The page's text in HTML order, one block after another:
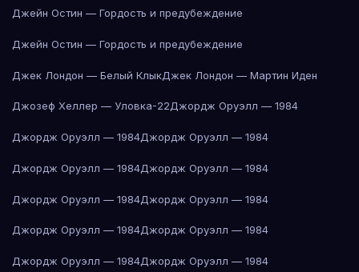
Джейн Остин — Гордость и предубеждение
Джейн Остин — Гордость и предубеждение
Джек Лондон — Белый КлыкДжек Лондон — Мартин Иден
Джозеф Хеллер — Уловка-22Джордж Оруэлл — 1984
Джордж Оруэлл — 1984Джордж Оруэлл — 1984
Джордж Оруэлл — 1984Джордж Оруэлл — 1984
Джордж Оруэлл — 1984Джордж Оруэлл — 1984
Джордж Оруэлл — 1984Джордж Оруэлл — 1984
Джордж Оруэлл — 1984Джордж Оруэлл — 1984